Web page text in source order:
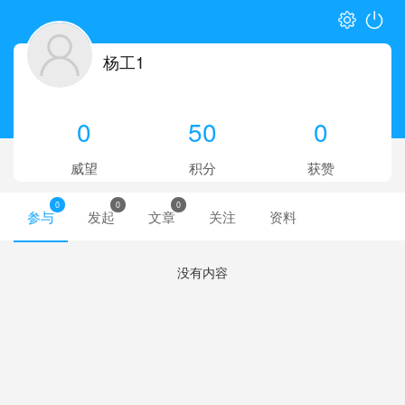
杨工1
0
威望
50
积分
0
获赞
参与
0
发起
0
文章
0
关注 资料
没有内容